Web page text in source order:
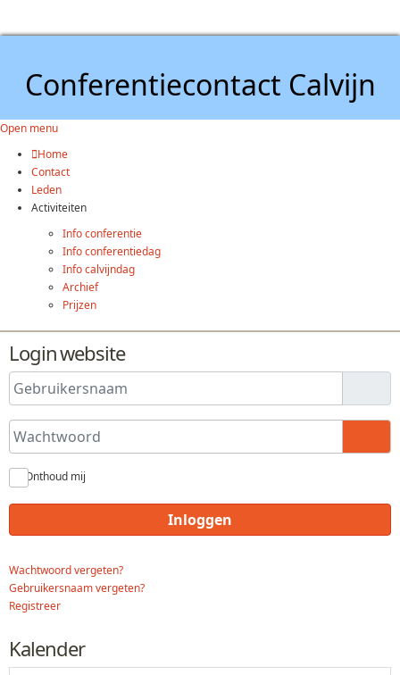
Conferentiecontact Calvijn
Open menu
Home
Contact
Leden
Activiteiten
Info conferentie
Info conferentiedag
Info calvijndag
Archief
Prijzen
Login website
Gebruikersnaam
Wachtwoord
Onthoud mij
Inloggen
Wachtwoord vergeten?
Gebruikersnaam vergeten?
Registreer
Kalender